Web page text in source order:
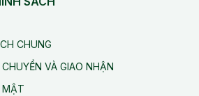
CHUNG
VÀ GIAO NHẬN
MẬT